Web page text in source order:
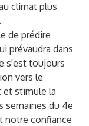
climat plus
de prédire
prévaudra dans
s'est toujours
vers le
et stimule la
semaines du 4e
notre confiance